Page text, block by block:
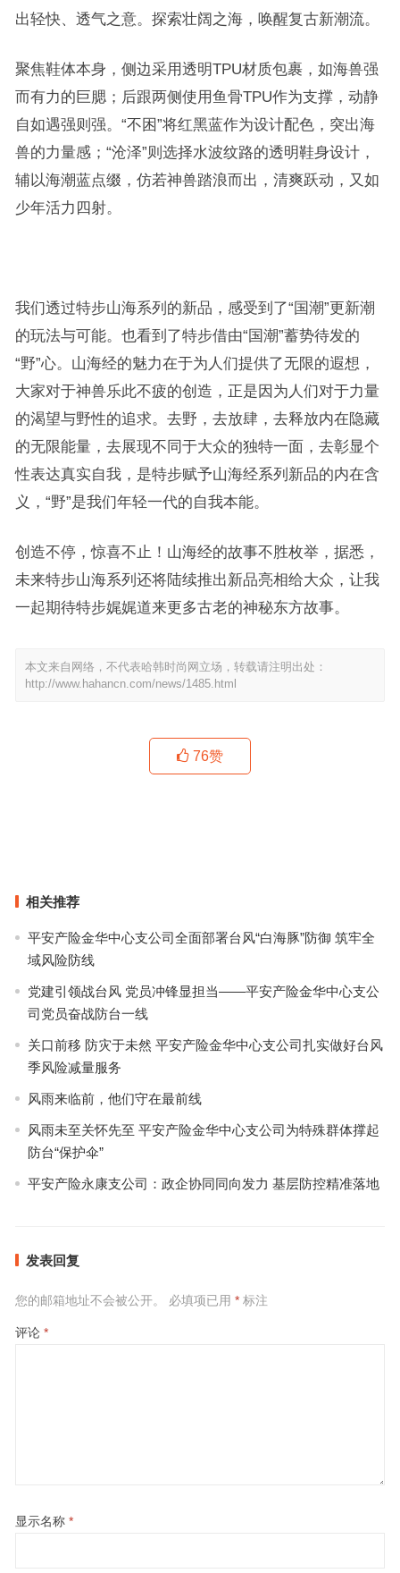
出轻快、透气之意。探索壮阔之海，唤醒复古新潮流。
聚焦鞋体本身，侧边采用透明TPU材质包裹，如海兽强
而有力的巨腮；后跟两侧使用鱼骨TPU作为支撑，动静
自如遇强则强。“不困”将红黑蓝作为设计配色，突出海
兽的力量感；“沧泽”则选择水波纹路的透明鞋身设计，
辅以海潮蓝点缀，仿若神兽踏浪而出，清爽跃动，又如
少年活力四射。
我们透过特步山海系列的新品，感受到了“国潮”更新潮
的玩法与可能。也看到了特步借由“国潮”蓄势待发的
“野”心。山海经的魅力在于为人们提供了无限的遐想，
大家对于神兽乐此不疲的创造，正是因为人们对于力量
的渴望与野性的追求。去野，去放肆，去释放内在隐藏
的无限能量，去展现不同于大众的独特一面，去彰显个
性表达真实自我，是特步赋予山海经系列新品的内在含
义，“野”是我们年轻一代的自我本能。
创造不停，惊喜不止！山海经的故事不胜枚举，据悉，
未来特步山海系列还将陆续推出新品亮相给大众，让我
一起期待特步娓娓道来更多古老的神秘东方故事。
本文来自网络，不代表哈韩时尚网立场，转载请注明出处：
http://www.hahancn.com/news/1485.html
76赞
相关推荐
平安产险金华中心支公司全面部署台风“白海豚”防御 筑牢全
域风险防线
党建引领战台风 党员冲锋显担当——平安产险金华中心支公
司党员奋战防台一线
关口前移 防灾于未然 平安产险金华中心支公司扎实做好台风
季风险减量服务
风雨来临前，他们守在最前线
风雨未至关怀先至 平安产险金华中心支公司为特殊群体撑起
防台“保护伞”
平安产险永康支公司：政企协同同向发力 基层防控精准落地
发表回复
您的邮箱地址不会被公开。 必填项已用 *标注
评论 *
显示名称 *